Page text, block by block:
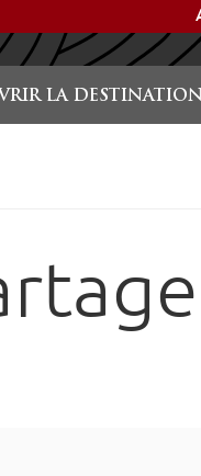
LA DESTINATION